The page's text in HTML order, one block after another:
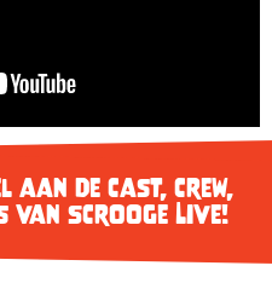
aan de cast, crew,
Scrooge Live!